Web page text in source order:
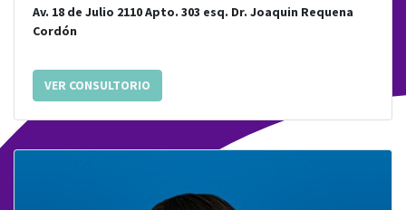
Av. 18 de Julio 2110 Apto. 303 esq. Dr. Joaquin Requena
Cordón
VER CONSULTORIO